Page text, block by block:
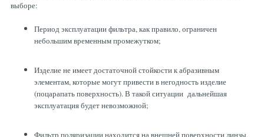
выборе:
Период эксплуатации фильтра, как правило, ограничен
небольшим временным промежутком;
Изделие не имеет достаточной стойкости к абразивным
элементам, которые могут привести в негодность изделие
(поцарапать поверхность). В такой ситуации дальнейшая
эксплуатация будет невозможной;
Фильтр поляризации находится на внешней поверхности линзы,